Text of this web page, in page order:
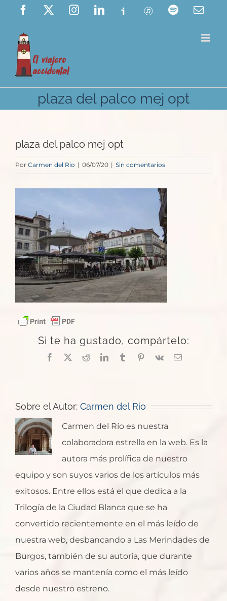
Saltar
contenido
Facebook InstagramLinkedIn
Ivoox ITunes Spotify
plaza del palco mej opt
plaza del palco mej opt
Por Carmen del Rio | 06/07/20 | Sin comentarios
Si te ha gustado, compártelo:
Facebook
X RedditLinkedInTumblrPinterest
Vk
Correo
Sobre el Autor: Carmen del Rio
Carmen del Río es nuestra
colaboradora estrella en la web. Es la
autora más prolífica de nuestro
equipo y son suyos varios de los artículos más
exitosos. Entre ellos está el que dedica a la
Trilogía de la Ciudad Blanca que se ha
convertido recientemente en el más leído de
nuestra web, desbancando a Las Merindades de
Burgos, también de su autoría, que durante
varios años se mantenía como el más leído
desde nuestro estreno.